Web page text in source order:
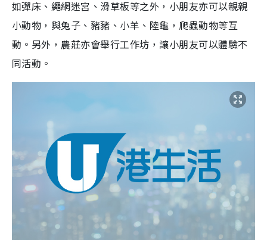
如彈床、繩網迷宮、滑草板等之外，小朋友亦可以親親
小動物，與兔子、豬豬、小羊、陸龜，爬蟲動物等互
動。另外，農莊亦會舉行工作坊，讓小朋友可以體驗不
同活動。